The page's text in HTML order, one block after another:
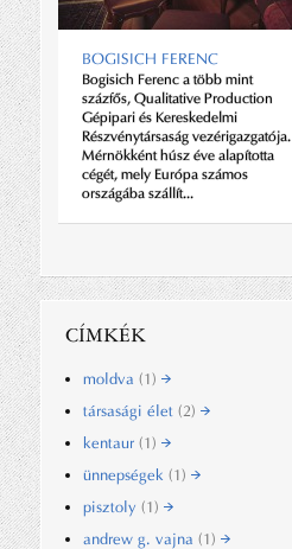
BOGISICH FERENC
Bogisich Ferenc a több mint
százfős, Qualitative Production
Gépipari és Kereskedelmi
Részvénytársaság vezérigazgatója.
Mérnökként húsz éve alapította
cégét, mely Európa számos
országába szállít...
CÍMKÉK
moldva (1)
társasági élet (2)
kentaur (1)
ünnepségek (1)
pisztoly (1)
andrew g. vajna (1)